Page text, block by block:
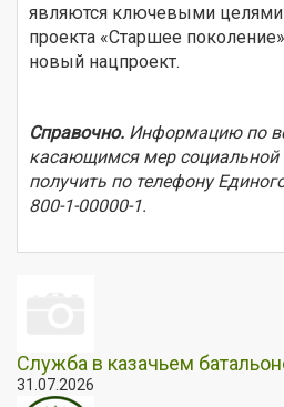
являются ключевыми целями
проекта «Старшее
новый нацпроект.
Справочно. Информацию по
касающимся мер
получить по телефону
800-1-00000-1.
Служба в казачьем
31.07.2026